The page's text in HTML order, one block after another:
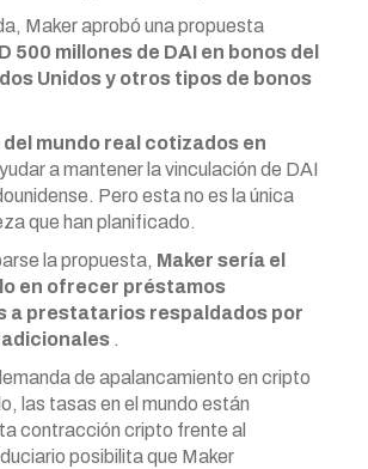
Maker aprobó una propuesta
500 millones de DAI en bonos del
Unidos y otros tipos de bonos
mundo real cotizados en
a mantener la vinculación de DAI
Pero esta no es la única
que han planificado.
la propuesta, Maker sería el
en ofrecer préstamos
a prestatarios respaldados por
.
de apalancamiento en cripto
las tasas en el mundo están
contracción cripto frente al
posibilita que Maker